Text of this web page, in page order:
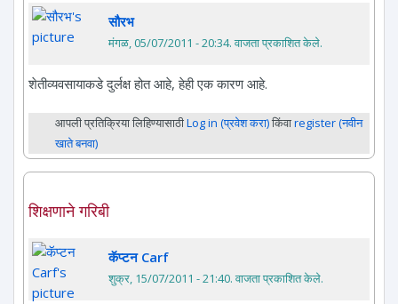
सौरभ
मंगळ, 05/07/2011 - 20:34. वाजता प्रकाशित केले.
शेतीव्यवसायाकडे दुर्लक्ष होत आहे, हेही एक कारण आहे.
आपली प्रतिक्रिया लिहिण्यासाठीLog in (प्रवेश करा)किंवाregister (नवीन
खाते बनवा)
शिक्षणाने गरिबी
कॅप्टन Carf
शुक्र, 15/07/2011 - 21:40. वाजता प्रकाशित केले.